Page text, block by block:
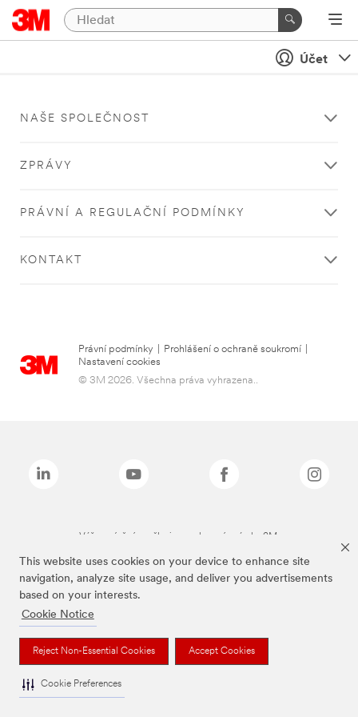
This website uses cookies on your device to enhance site
navigation, analyze site usage, and deliver you advertisements
based on your interests.
Cookie Notice
Reject Non-Essential Cookies Accept Cookies
Cookie Preferences
Účet
NAŠE SPOLEČNOST
ZPRÁVY
PRÁVNÍ A REGULAČNÍ PODMÍNKY
KONTAKT
Právní podmínky Prohlášení o ochraně soukromí
Nastavení cookies
© 3M 2026. Všechna práva vyhrazena..
Výše zmíněné značky jsou ochranné známky 3M.